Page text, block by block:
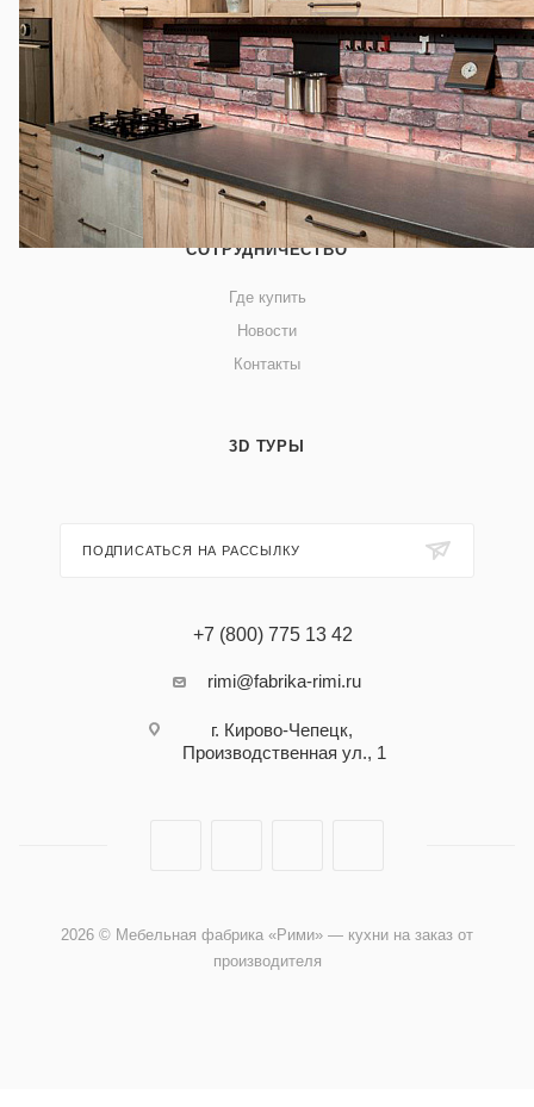
ГОСТИНЫЕ
О КОМПАНИИ
СОТРУДНИЧЕСТВО
Где купить
Новости
Контакты
3D ТУРЫ
ПОДПИСАТЬСЯ НА РАССЫЛКУ
+7 (800) 775 13 42
rimi@fabrika-rimi.ru
г. Кирово-Чепецк,
Производственная ул., 1
2026 © Мебельная фабрика «Рими» — кухни на заказ от
производителя